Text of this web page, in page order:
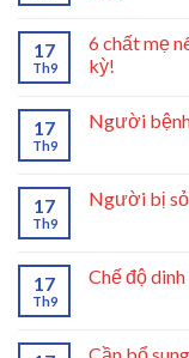
17
Th9
6 chất mẹ
kỳ!
17
Th9
Người bệnh
17
Th9
Người bị
17
Th9
Chế độ